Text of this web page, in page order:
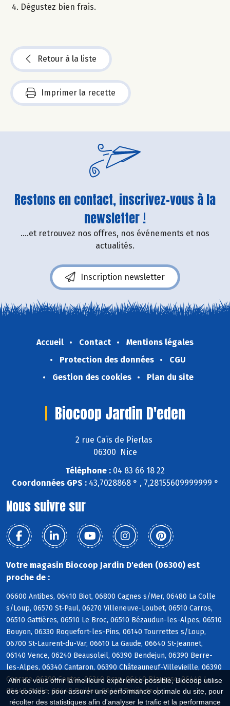
Afin de vous offrir la meilleure expérience possible, Biocoop utilise
des cookies : pour assurer une performance optimale du site, pour
récolter des statistiques afin d'analyser le trafic et la performance
Dégustez bien frais.
Retour à la liste
Imprimer la recette
Restons en contact, inscrivez-vous à la
newsletter !
....et retrouvez nos offres, nos événements et nos
actualités.
Inscription newsletter
Accueil Contact
Mentions légales
Protection des données
CGU
Gestion des cookies
Plan du site
Biocoop Jardin D'eden
2 rue Caïs de Pierlas
06300 Nice
Téléphone : 04 83 66 18 22
Coordonnées GPS :43,7028868 ° , 7,28155609999999 °
Nous suivre sur
Votre magasin Biocoop Jardin D'eden (06300) est
proche de :
06600 Antibes, 06410 Biot, 06800 Cagnes s/Mer, 06480 La Colle
s/Loup, 06570 St-Paul, 06270 Villeneuve-Loubet, 06510 Carros,
06510 Gattières, 06510 Le Broc, 06510 Bézaudun-les-Alpes, 06510
Bouyon, 06330 Roquefort-les-Pins, 06140 Tourrettes s/Loup,
06700 St-Laurent-du-Var, 06610 La Gaude, 06640 St-Jeannet,
06140 Vence, 06240 Beausoleil, 06390 Bendejun, 06390 Berre-
les-Alpes, 06340 Cantaron, 06390 Châteauneuf-Villevieille, 06390
Coaraze, 06390 Contes, 06340 Drap, 06440 Blausasc, 06440 L,
06440 Peille, 06440 Peillon, 06440 Touët-de-l